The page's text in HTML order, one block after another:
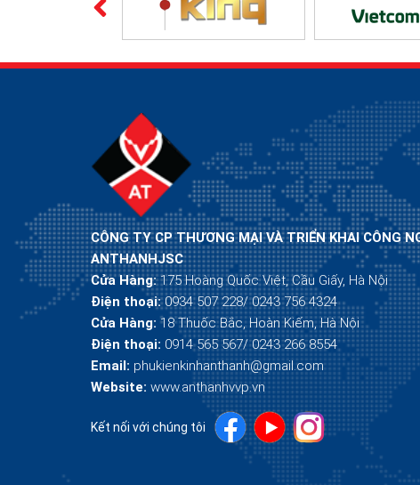
CÔNG TY CP THƯƠNG MẠI VÀ TRIỂN KHAI CÔNG
ANTHANHJSC
Cửa Hàng:175 Hoàng Quốc Việt, Cầu Giấy, Hà Nội
Điện thoại:0934 507 228/ 0243 756 4324
Cửa Hàng: 18 Thuốc Bắc, Hoàn Kiếm, Hà Nội
Điện thoại: 0914 565 567/ 0243 266 8554
Email: phukienkinhanthanh@gmail.com
Website: www.anthanhvvp.vn
Kết nối với chúng tôi